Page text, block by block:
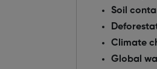
Soil
Climate
Global